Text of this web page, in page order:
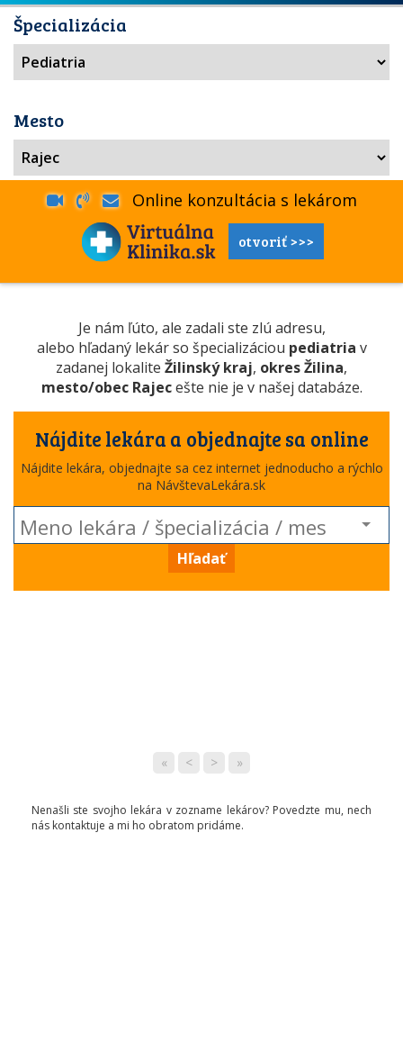
Špecializácia
Mesto
Online konzultácia s lekárom
otvoriť >>>
Je nám ľúto, ale zadali ste zlú adresu,
alebo hľadaný lekár so špecializáciou pediatria v
zadanej lokalite Žilinský kraj, okres Žilina,
mesto/obec Rajecešte nie je v našej databáze.
Nájdite lekára a objednajte sa online
Nájdite lekára, objednajte sa cez internet jednoducho a rýchlo
na NávštevaLekára.sk
Hľadať
« < > »
Nenašli ste svojho lekára v zozname lekárov? Povedzte mu, nech
nás kontaktuje a mi ho obratom pridáme.